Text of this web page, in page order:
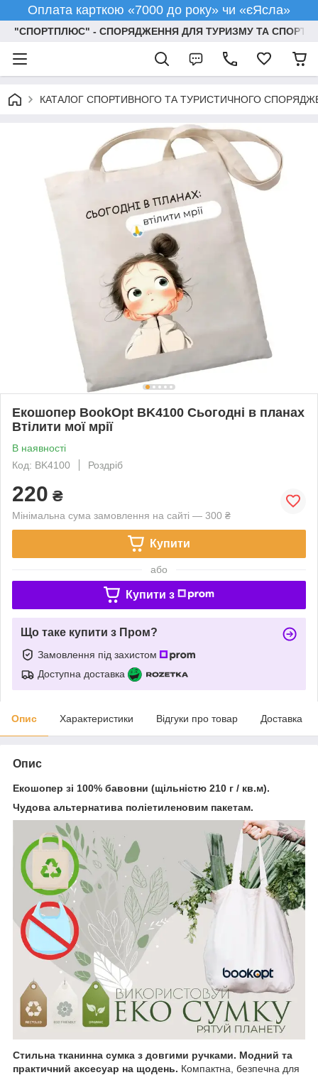
Оплата карткою «7000 до року» чи «єЯсла»
"СПОРТПЛЮС" - СПОРЯДЖЕННЯ ДЛЯ ТУРИЗМУ ТА СПОРТУ
КАТАЛОГ СПОРТИВНОГО ТА ТУРИСТИЧНОГО
Екошопер BookOpt BK4100 Сьогодні в планах
Втілити мої мрії
В наявності
Код: BK4100
Роздріб
220 ₴
Мінімальна сума замовлення на сайті — 300 ₴
Купити
або
Купити з
Що таке купити з Пром?
Замовлення під захистом
Доступна доставка
Опис Характеристики Відгуки про товар Доставка
Опис
Екошопер зі 100% бавовни (щільністю 210 г / кв.м).
Чудова альтернатива поліетиленовим пакетам.
Стильна тканинна сумка з довгими ручками. Модний та
практичний аксесуар на щодень. Компактна, безпечна для